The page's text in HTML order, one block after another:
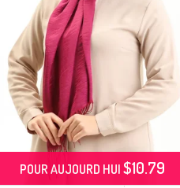
POUR AUJOURD HUI$10.79